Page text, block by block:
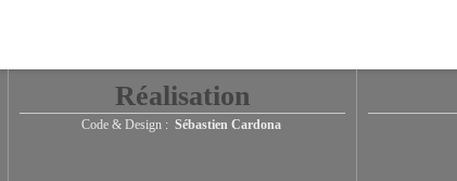
Réalisation
Code & Design : Sébastien Cardona